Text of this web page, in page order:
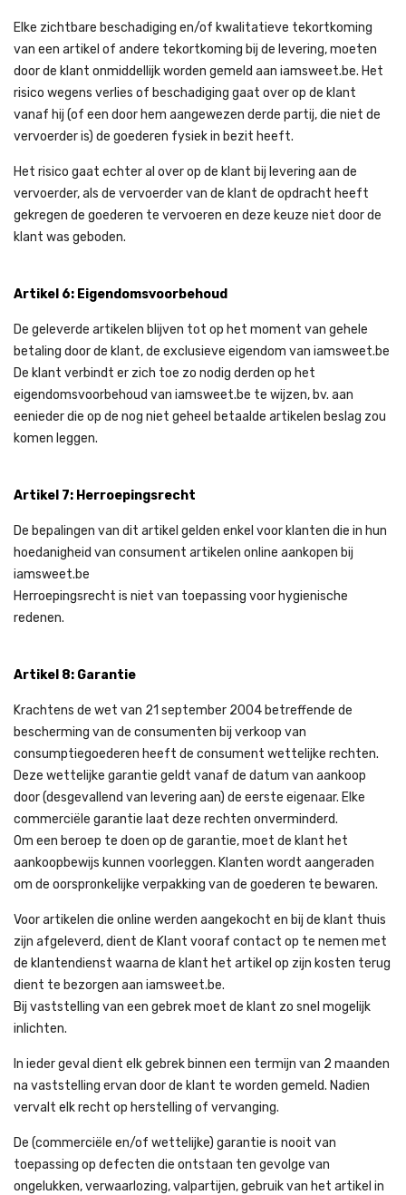
Elke zichtbare beschadiging en/of kwalitatieve tekortkoming
van een artikel of andere tekortkoming bij de levering, moeten
door de klant onmiddellijk worden gemeld aan iamsweet.be. Het
risico wegens verlies of beschadiging gaat over op de klant
vanaf hij (of een door hem aangewezen derde partij, die niet de
vervoerder is) de goederen fysiek in bezit heeft.
Het risico gaat echter al over op de klant bij levering aan de
vervoerder, als de vervoerder van de klant de opdracht heeft
gekregen de goederen te vervoeren en deze keuze niet door de
klant was geboden.
Artikel 6: Eigendomsvoorbehoud
De geleverde artikelen blijven tot op het moment van gehele
betaling door de klant, de exclusieve eigendom van iamsweet.be
De klant verbindt er zich toe zo nodig derden op het
eigendomsvoorbehoud van iamsweet.be te wijzen, bv. aan
eenieder die op de nog niet geheel betaalde artikelen beslag zou
komen leggen.
Artikel 7: Herroepingsrecht
De bepalingen van dit artikel gelden enkel voor klanten die in hun
hoedanigheid van consument artikelen online aankopen bij
iamsweet.be
Herroepingsrecht is niet van toepassing voor hygienische
redenen.
Artikel 8: Garantie
Krachtens de wet van 21 september 2004 betreffende de
bescherming van de consumenten bij verkoop van
consumptiegoederen heeft de consument wettelijke rechten.
Deze wettelijke garantie geldt vanaf de datum van aankoop
door (desgevallend van levering aan) de eerste eigenaar. Elke
commerciële garantie laat deze rechten onverminderd.
Om een beroep te doen op de garantie, moet de klant het
aankoopbewijs kunnen voorleggen. Klanten wordt aangeraden
om de oorspronkelijke verpakking van de goederen te bewaren.
Voor artikelen die online werden aangekocht en bij de klant thuis
zijn afgeleverd, dient de Klant vooraf contact op te nemen met
de klantendienst waarna de klant het artikel op zijn kosten terug
dient te bezorgen aan iamsweet.be.
Bij vaststelling van een gebrek moet de klant zo snel mogelijk
inlichten.
In ieder geval dient elk gebrek binnen een termijn van 2 maanden
na vaststelling ervan door de klant te worden gemeld. Nadien
vervalt elk recht op herstelling of vervanging.
De (commerciële en/of wettelijke) garantie is nooit van
toepassing op defecten die ontstaan ten gevolge van
ongelukken, verwaarlozing, valpartijen, gebruik van het artikel in